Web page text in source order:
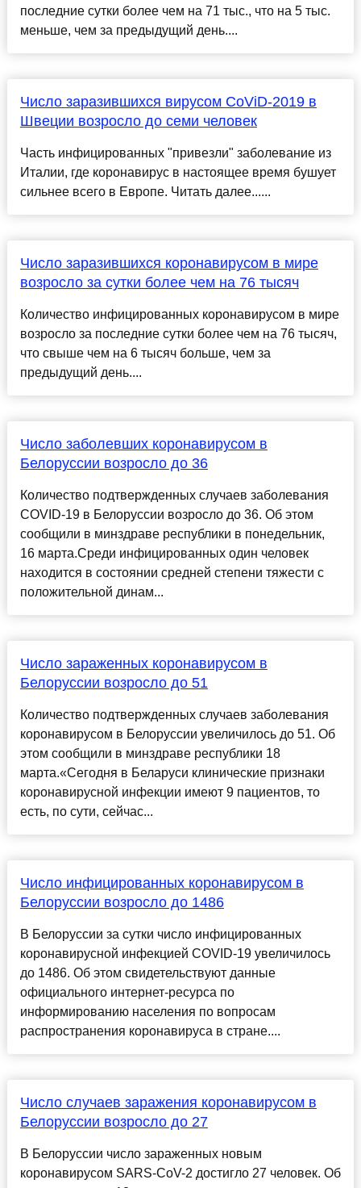
последние сутки более чем на 71 тыс., что на 5 тыс.
меньше, чем за предыдущий день....
Число заразившихся вирусом CoViD-2019 в
Швеции возросло до семи человек
Часть инфицированных "привезли" заболевание из
Италии, где коронавирус в настоящее время бушует
сильнее всего в Европе. Читать далее......
Число заразившихся коронавирусом в мире
возросло за сутки более чем на 76 тысяч
Количество инфицированных коронавирусом в мире
возросло за последние сутки более чем на 76 тысяч,
что свыше чем на 6 тысяч больше, чем за
предыдущий день....
Число заболевших коронавирусом в
Белоруссии возросло до 36
Количество подтвержденных случаев заболевания
COVID-19 в Белоруссии возросло до 36. Об этом
сообщили в минздраве республики в понедельник,
16 марта.Среди инфицированных один человек
находится в состоянии средней степени тяжести с
положительной динам...
Число зараженных коронавирусом в
Белоруссии возросло до 51
Количество подтвержденных случаев заболевания
коронавирусом в Белоруссии увеличилось до 51. Об
этом сообщили в минздраве республики 18
марта.«Сегодня в Беларуси клинические признаки
коронавирусной инфекции имеют 9 пациентов, то
есть, по сути, сейчас...
Число инфицированных коронавирусом в
Белоруссии возросло до 1486
В Белоруссии за сутки число инфицированных
коронавирусной инфекцией COVID-19 увеличилось
до 1486. Об этом свидетельствуют данные
официального интернет-ресурса по
информированию населения по вопросам
распространения коронавируса в стране....
Число случаев заражения коронавирусом в
Белоруссии возросло до 27
В Белоруссии число зараженных новым
коронавирусом SARS-CoV-2 достигло 27 человек. Об